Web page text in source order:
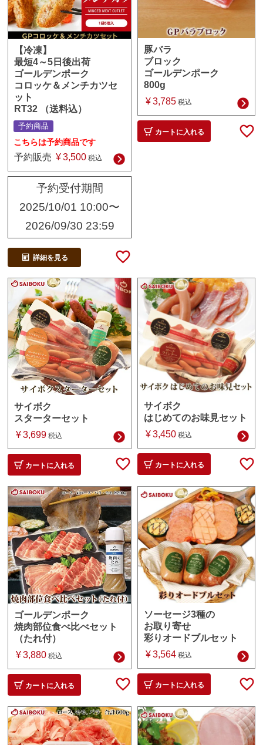
【冷凍】
最短4～5日後出荷
ゴールデンポーク
コロッケ＆メンチカツセ
ット
RT32 （送料込）
予約商品
こちらは予約商品です
予約販売 ¥ 3,500 税込
予約受付期間
2025/10/01 10:00〜
2026/09/30 23:59
詳細を見る
豚バラ
ブロック
ゴールデンポーク
800g
¥3,785 税込
カートに入れる
サイボク
スターターセット
¥ 3,699 税込
カートに入れる
サイボク
はじめてのお味見セット
¥3,450 税込
カートに入れる
ゴールデンポーク
焼肉部位食べ比べセット
（たれ付）
¥ 3,880 税込
カートに入れる
ソーセージ3種の
お取り寄せ
彩りオードブルセット
¥3,564 税込
カートに入れる